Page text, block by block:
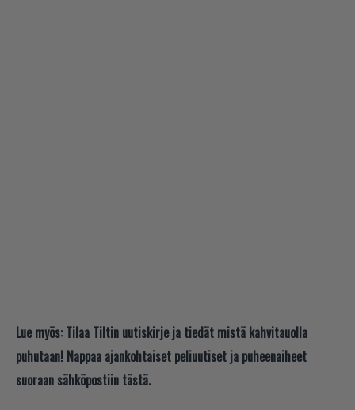
Lue myös: Tilaa Tiltin uutiskirje ja tiedät mistä kahvitauolla
puhutaan! Nappaa ajankohtaiset peliuutiset ja puheenaiheet
suoraan sähköpostiin tästä.